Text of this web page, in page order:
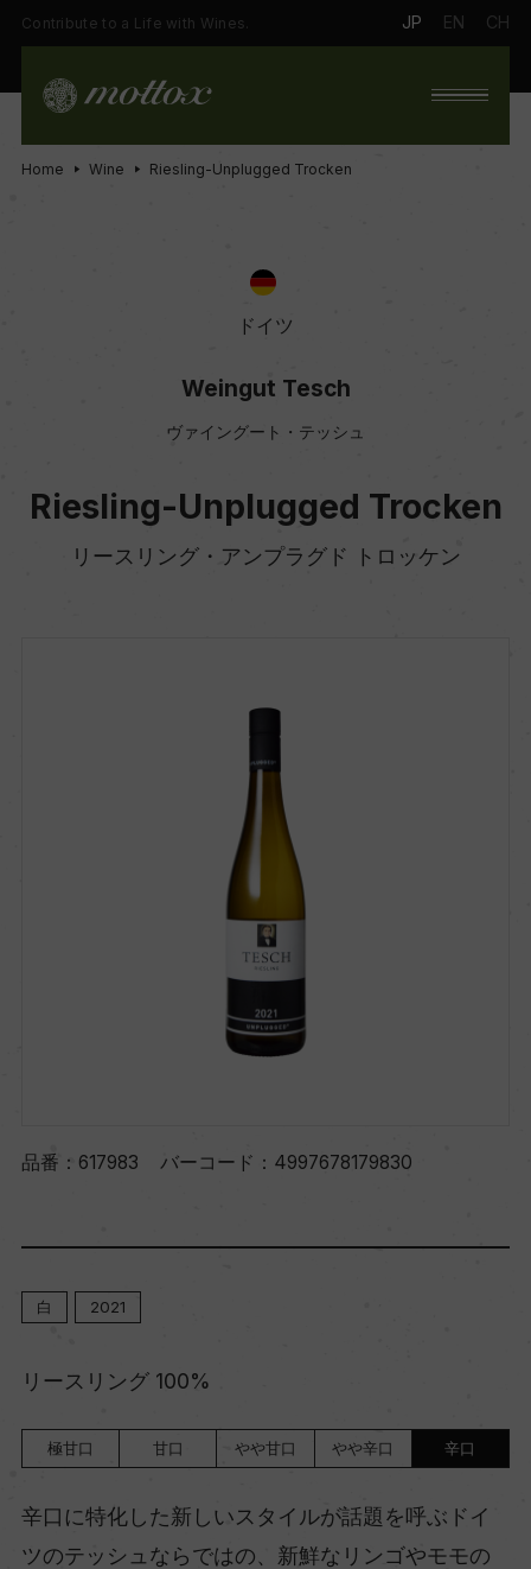
Contribute to a Life with Wines. JP EN CH
Home Wine Riesling-Unplugged Trocken
ドイツ
Weingut Tesch
ヴァイングート・テッシュ
Riesling-Unplugged Trocken
リースリング・アンプラグド トロッケン
品番： 617983 バーコード： 4997678179830
白 2021
リースリング 100%
極甘口 甘口 やや甘口 やや辛口 辛口
辛口に特化した新しいスタイルが話題を呼ぶドイ
ツのテッシュならではの、新鮮なリンゴやモモの